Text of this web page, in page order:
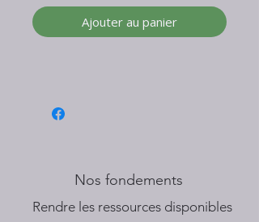
Ajouter au panier
Nos fondements
​Rendre les ressources disponibles